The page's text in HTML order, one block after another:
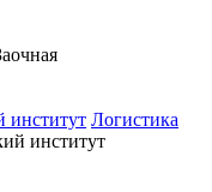
Логистика